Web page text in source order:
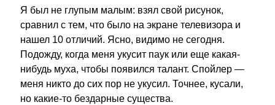
Я был не глупым малым: взял свой рисунок,
сравнил с тем, что было на экране телевизора и
нашел 10 отличий. Ясно, видимо не сегодня.
Подожду, когда меня укусит паук или еще какая-
нибудь муха, чтобы появился талант. Спойлер —
меня никто до сих пор не укусил. Точнее, кусали,
но какие-то бездарные существа.